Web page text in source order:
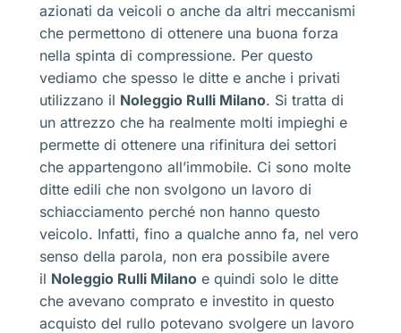
azionati da veicoli o anche da altri meccanismi
che permettono di ottenere una buona forza
nella spinta di compressione. Per questo
vediamo che spesso le ditte e anche i privati
utilizzano il Noleggio Rulli Milano. Si tratta di
un attrezzo che ha realmente molti impieghi e
permette di ottenere una rifinitura dei settori
che appartengono all’immobile. Ci sono molte
ditte edili che non svolgono un lavoro di
schiacciamento perché non hanno questo
veicolo. Infatti, fino a qualche anno fa, nel vero
senso della parola, non era possibile avere
il Noleggio Rulli Milano e quindi solo le ditte
che avevano comprato e investito in questo
acquisto del rullo potevano svolgere un lavoro